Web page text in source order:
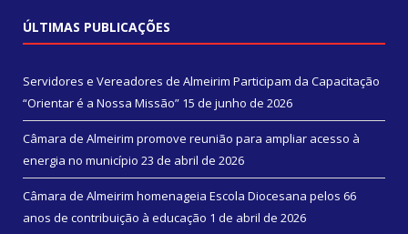
ÚLTIMAS PUBLICAÇÕES
Servidores e Vereadores de Almeirim Participam da Capacitação
“Orientar é a Nossa Missão” 15 de junho de 2026
Câmara de Almeirim promove reunião para ampliar acesso à
energia no município 23 de abril de 2026
Câmara de Almeirim homenageia Escola Diocesana pelos 66
anos de contribuição à educação 1 de abril de 2026